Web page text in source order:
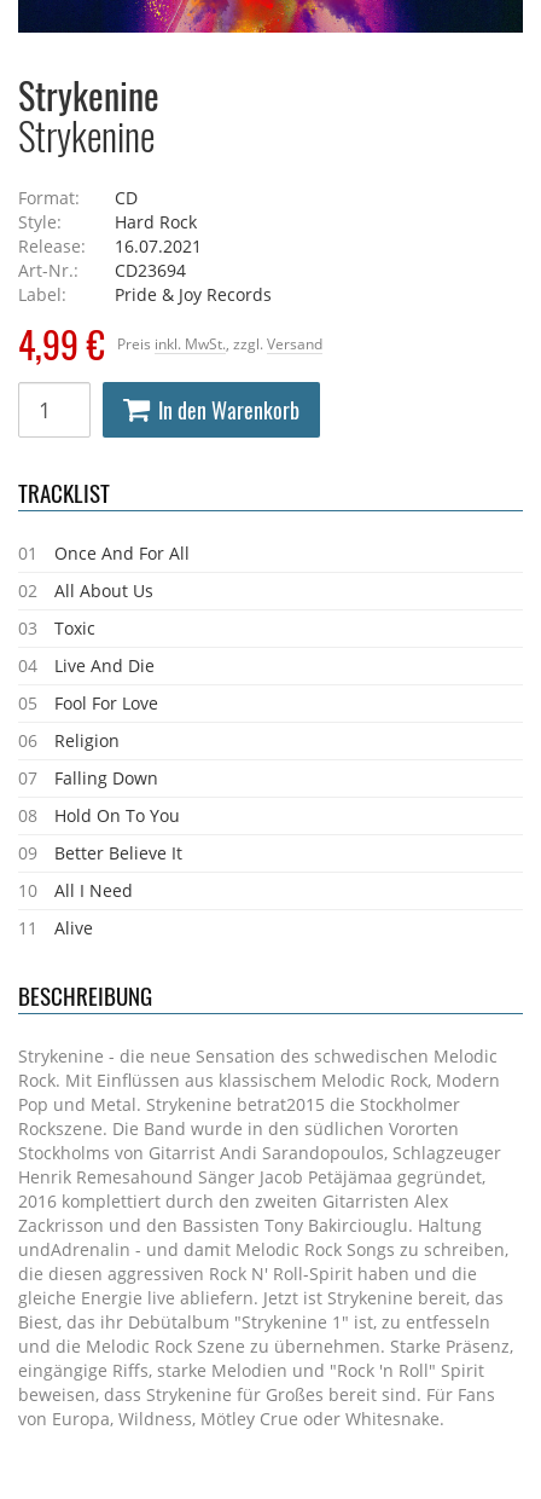
Strykenine
Strykenine
Format:
CD
Style:
Hard Rock
Release:
16.07.2021
Art-Nr.:
CD23694
Label:
Pride & Joy Records
Preis inkl. MwSt. , zzgl. Versand
4,99 €
In den Warenkorb
TRACKLIST
01
Once And For All
02
All About Us
03
Toxic
04
Live And Die
05
Fool For Love
06
Religion
07
Falling Down
08
Hold On To You
09
Better Believe It
10
All I Need
11
Alive
BESCHREIBUNG
Strykenine - die neue Sensation des schwedischen Melodic
Rock. Mit Einflüssen aus klassischem Melodic Rock, Modern
Pop und Metal. Strykenine betrat2015 die Stockholmer
Rockszene. Die Band wurde in den südlichen Vororten
Stockholms von Gitarrist Andi Sarandopoulos, Schlagzeuger
Henrik Remesahound Sänger Jacob Petäjämaa gegründet,
2016 komplettiert durch den zweiten Gitarristen Alex
Zackrisson und den Bassisten Tony Bakirciouglu. Haltung
undAdrenalin - und damit Melodic Rock Songs zu schreiben,
die diesen aggressiven Rock N' Roll-Spirit haben und die
gleiche Energie live abliefern. Jetzt ist Strykenine bereit, das
Biest, das ihr Debütalbum "Strykenine 1" ist, zu entfesseln
und die Melodic Rock Szene zu übernehmen. Starke Präsenz,
eingängige Riffs, starke Melodien und "Rock 'n Roll" Spirit
beweisen, dass Strykenine für Großes bereit sind. Für Fans
von Europa, Wildness, Mötley Crue oder Whitesnake.